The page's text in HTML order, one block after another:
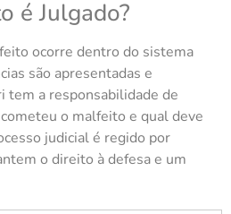
é Julgado?
ocorre dentro do sistema
são apresentadas e
tem a responsabilidade de
o malfeito e qual deve
judicial é regido por
o direito à defesa e um